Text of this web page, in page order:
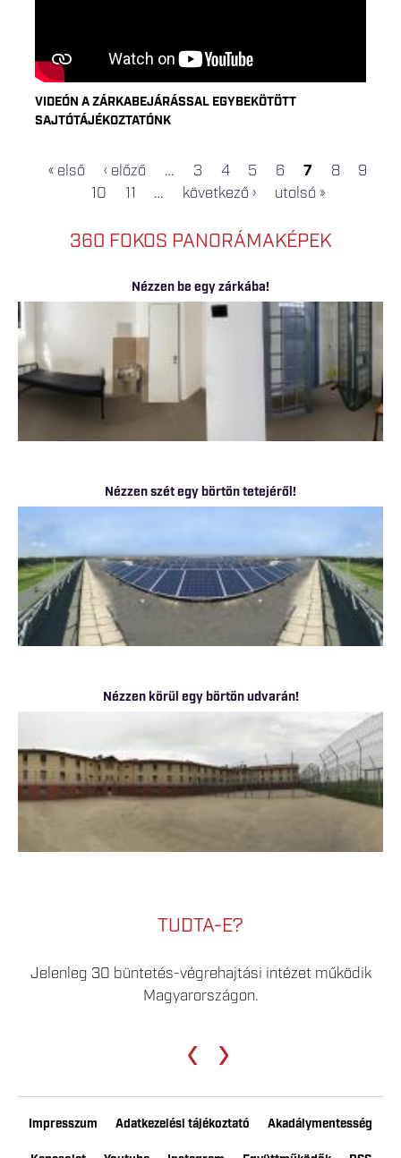
VIDEÓN A ZÁRKABEJÁRÁSSAL EGYBEKÖTÖTT
SAJTÓTÁJÉKOZTATÓNK
OLDALAK
« első ‹ előző … 3 4 5 6 7 8
9
10
11 … következő › utolsó »
360 FOKOS PANORÁMAKÉPEK
Nézzen be egy zárkába!
Nézzen szét egy börtön tetejéről!
Nézzen körül egy börtön udvarán!
TUDTA-E?
Jelenleg 30 büntetés-végrehajtási intézet működik
Magyarországon.
‹ ›
Impresszum Adatkezelési tájékoztató Akadálymentesség